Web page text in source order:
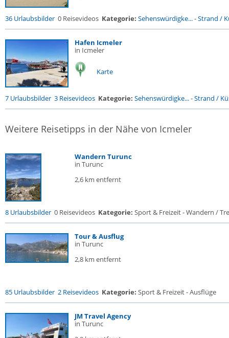
36 Urlaubsbilder 0 Reisevideos Kategorie: Sehenswürdigke...-Strand /
Hafen Icmeler
in Icmeler
Karte
7 Urlaubsbilder 3 Reisevideos Kategorie: Sehenswürdigke...-Strand /
Weitere Reisetipps in der Nähe von Icmeler
Wandern Turunc
in Turunc
2,6 km entfernt
8 Urlaubsbilder 0 Reisevideos Kategorie: Sport & Freizeit - Wandern /
Tour & Ausflug
in Turunc
2,8 km entfernt
85 Urlaubsbilder 2 Reisevideos Kategorie: Sport & Freizeit - Ausflüge
JM Travel Agency
in Turunc